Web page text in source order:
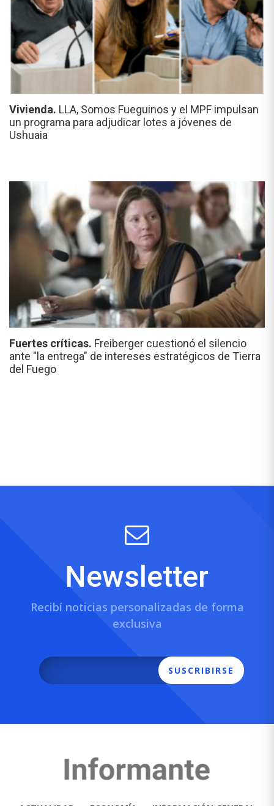
Vivienda. LLA, Somos Fueguinos y el MPF impulsan
un programa para adjudicar lotes a jóvenes de
Ushuaia
Fuertes críticas. Freiberger cuestionó el silencio
ante "la entrega" de intereses estratégicos de Tierra
del Fuego
Newsletter
Recibí noticias personalizadas de forma
exclusiva
SUSCRIBIRSE